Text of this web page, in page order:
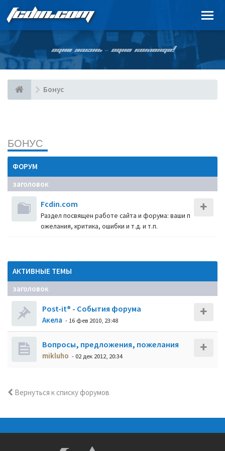
FCDIN.COM
ОДНА ЖИЗНЬ – ОДНА КОМАНДА!
Бонус
БОНУС
ФОРУМ
заголовок
Fcdin.com
Раздел посвящен работе сайта и форума: ваши п
ожелания, критика, ошибки и т.д. и т.п.
АКТИВНЫЕ ТЕМЫ
заголовок
Post-it® - События форума
Акела - 16 фев 2010, 23:48
Вопросы, предложения, пожелания
mikluho - 02 дек 2012, 20:34
Вернуться к списку форумов